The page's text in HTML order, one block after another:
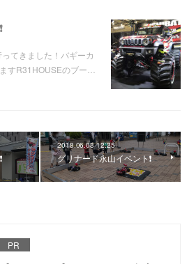
てきました！バギーカ
すR31HOUSEのブー…
2018.06.03 12:25
グリナード永山イベント❗️
PR